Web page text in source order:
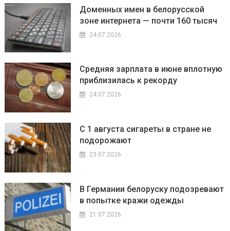
Доменных имен в белорусской
зоне интернета — почти 160 тысяч
24.07.2026
Средняя зарплата в июне вплотную
приблизилась к рекорду
24.07.2026
С 1 августа сигареты в стране не
подорожают
23.07.2026
В Германии белоруску подозревают
в попытке кражи одежды
21.07.2026